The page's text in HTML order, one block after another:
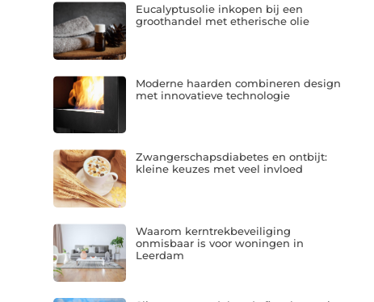
Eucalyptusolie inkopen bij een
groothandel met etherische olie
Moderne haarden combineren design
met innovatieve technologie
Zwangerschapsdiabetes en ontbijt:
kleine keuzes met veel invloed
Waarom kerntrekbeveiliging
onmisbaar is voor woningen in
Leerdam